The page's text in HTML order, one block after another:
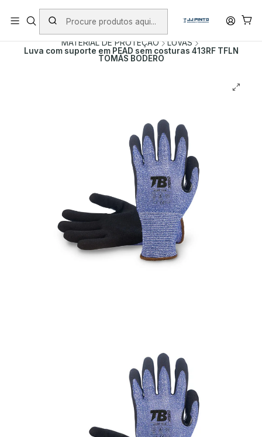
PORTES INCLUÍDOS EM ENCOMENDAS +75€ (excepto ilhas)
Início PRODUTOS
ACESSÓRIOS
MATERIAL DE PROTEÇÃO
LUVAS
Luva com suporte em PEAD sem costuras 413RF TFLN
TOMÁS BODERO